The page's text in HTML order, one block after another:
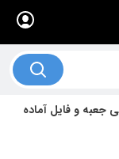
جعبه و فایل آماده
×